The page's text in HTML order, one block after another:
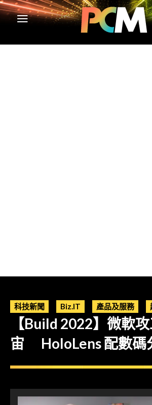
科技新聞 Biz.IT 產品及服務
【Build 2022】微軟
宙 HoloLens 配數碼